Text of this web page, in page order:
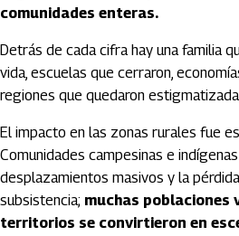
comunidades enteras.
Detrás de cada cifra hay una familia
vida, escuelas que cerraron,
regiones que quedaron
El impacto en las zonas rurales fue
Comunidades campesinas e
desplazamientos masivos y la
subsistencia; muchas poblaciones
territorios se convirtieron en